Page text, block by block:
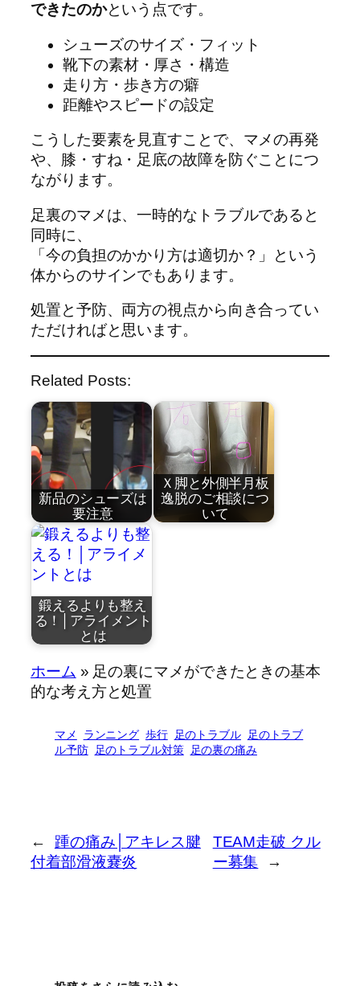
できたのかという点です。
シューズのサイズ・フィット
靴下の素材・厚さ・構造
走り方・歩き方の癖
距離やスピードの設定
こうした要素を見直すことで、マメの再発
や、膝・すね・足底の故障を防ぐことにつ
ながります。
足裏のマメは、一時的なトラブルであると
同時に、
「今の負担のかかり方は適切か？」という
体からのサインでもあります。
処置と予防、両方の視点から向き合ってい
ただければと思います。
Related Posts:
新品のシューズは
要注意
by
近藤祐司
⚠&#…
Ｘ脚と外側半月板
逸脱のご相談につ
いて
今回いただいた
鍛えるよりも整え
る！│アライメント
とは
近藤祐司
ホーム » 足の裏にマメができたときの基本
的な考え方と処置
マメ ランニング 歩行 足のトラブル
足のトラブ
ル予防
足のトラブル対策 足の裏の痛み
←
踵の痛み│アキレス腱
付着部滑液嚢炎
TEAM走破 クル
ー募集
→